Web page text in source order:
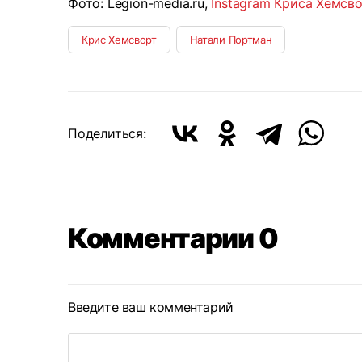
Фото: Legion-media.ru, Instagram Криса
Крис Хемсворт Натали Портман
Поделиться:
Комментарии 0
Введите ваш комментарий